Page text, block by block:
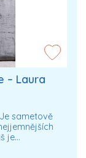
– Laura
sametově
je…